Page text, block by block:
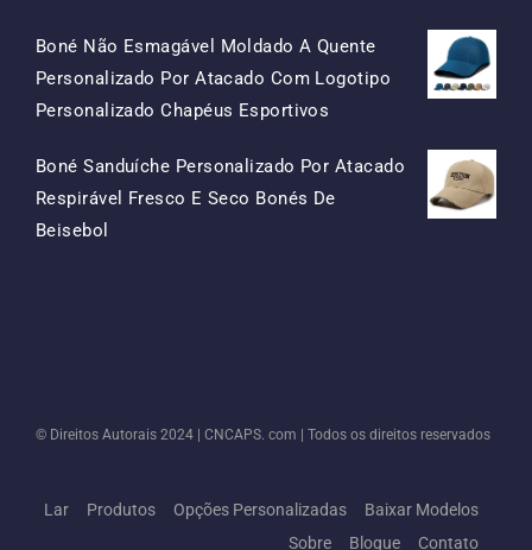
Boné Não Esmagável Moldado A Quente
Personalizado Por Atacado Com Logotipo
Personalizado Chapéus Esportivos
Original
Era:
Atual
É:
Boné Sanduíche Personalizado Por Atacado
Respirável Fresco E Seco Bonés De
Beisebol
© Direitos Autorais 2024 | CNCAPS. com | Todos os direitos reservados
Lar Produtos Opções Personalizadas
Baixar Modelos
Sobre
Blogue Contato